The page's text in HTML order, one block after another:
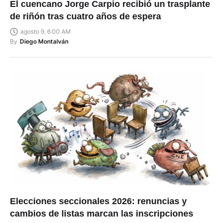
El cuencano Jorge Carpio recibió un trasplante
de riñón tras cuatro años de espera
agosto 9, 6:00 AM
By Diego Montalván
Elecciones seccionales 2026: renuncias y
cambios de listas marcan las inscripciones